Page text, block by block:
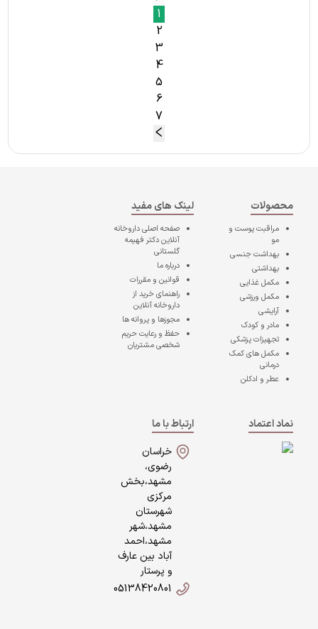
1
2
3
4
5
6
7
محصولات
مراقبت پوست و
مو
بهداشت جنسی
بهداشتی
مکمل غذایی
مکمل ورزشی
آرایشی
مادر و کودک
تجهیزات پزشکی
مکمل های کمک
درمانی
عطر و ادکلن
لینک های مفید
صفحه اصلیداروخانه
آنلاین دکتر فهیمه
گلستانی
درباره ما
قوانین و مقررات
راهنمای خرید از
داروخانه آنلاین
مجوزها و پروانه ها
حفظ و رعایت حریم
شخصی مشتریان
نماد اعتماد
ارتباط با ما
خراسان
رضوی،
مشهد،بخش
مرکزی
شهرستان
مشهد،شهر
مشهد،احمد
آباد بین عارف
و پرستار
05138420801